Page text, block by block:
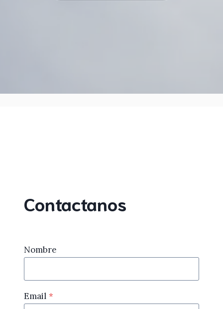
Contactanos
Nombre
Email *